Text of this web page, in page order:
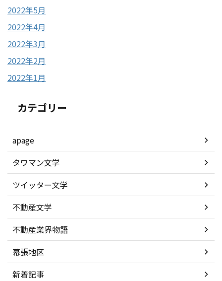
2022年5月
2022年4月
2022年3月
2022年2月
2022年1月
カテゴリー
apage
タワマン文学
ツイッター文学
不動産文学
不動産業界物語
幕張地区
新着記事